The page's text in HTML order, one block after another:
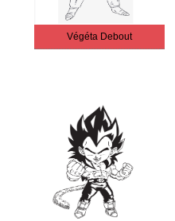
Végéta Debout